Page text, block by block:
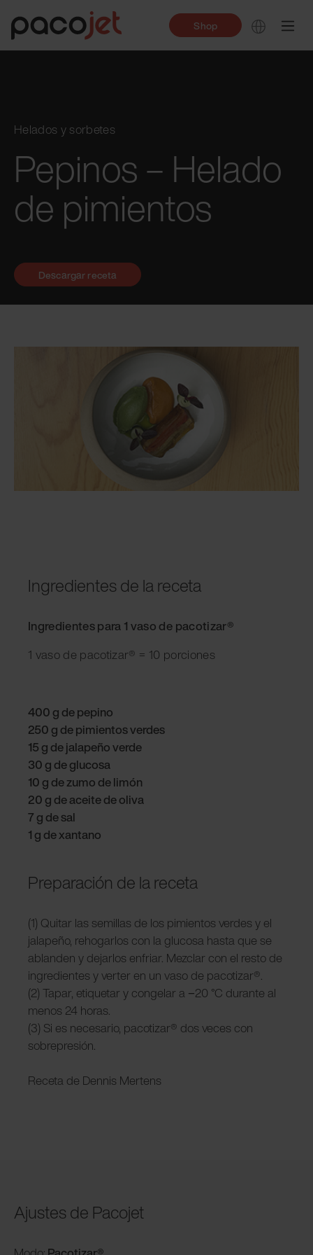
Shop
Helados y sorbetes
Pepinos – Helado
de pimientos
Ingredientes de la receta
Ingredientes para 1 vaso de pacotizar®
1 vaso de pacotizar® = 10 porciones
400 g de pepino
250 g de pimientos verdes
15 g de jalapeño verde
30 g de glucosa
10 g de zumo de limón
20 g de aceite de oliva
7 g de sal
1 g de xantano
Preparación de la receta
(1) Quitar las semillas de los pimientos verdes y el
jalapeño, rehogarlos con la glucosa hasta que se
ablanden y dejarlos enfriar. Mezclar con el resto de
ingredientes y verter en un vaso de pacotizar®.
(2) Tapar, etiquetar y congelar a −20 °C durante al
menos 24 horas.
(3) Si es necesario, pacotizar® dos veces con
sobrepresión.
Receta de Dennis Mertens
Ajustes de Pacojet
Descargar receta